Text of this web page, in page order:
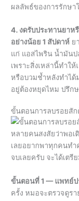
อย่างน้อย 1 สัปดาห์ย
เพราะสิ่งเหล่านี้ทำใ
หรือบวมช้ำหลังทำไ
อยู่ต้องหยุดไหม ปรึก
ขั้นตอนการลบรอยสัก
เลยอยากพาทุกคนทำ
จบเลยครับ จะได้เตรี
ขั้นตอนที่ 1 — แพทย์ป
ครั้ง หมอจะตรวจดูรา
รวม เพื่อกำหนดค่าพ
โดยเฉพาะครับ ไม่ใ